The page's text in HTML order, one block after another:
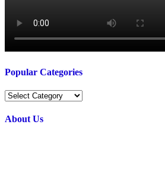
Popular Categories
Popular
About Us